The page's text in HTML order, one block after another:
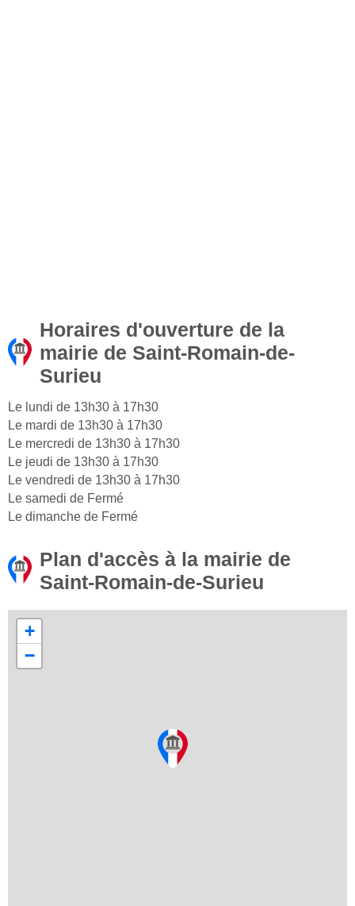
Horaires d'ouverture de la
mairie de Saint-Romain-de-
Surieu
Le lundi de 13h30 à 17h30
Le mardi de 13h30 à 17h30
Le mercredi de 13h30 à 17h30
Le jeudi de 13h30 à 17h30
Le vendredi de 13h30 à 17h30
Le samedi de Fermé
Le dimanche de Fermé
Plan d'accès à la mairie de
Saint-Romain-de-Surieu
+
−